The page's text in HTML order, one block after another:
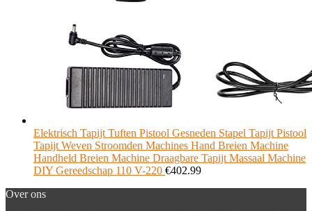
Elektrisch Tapijt Tuften Pistool Gesneden Stapel Tapijt Pistool
Tapijt Weven Stroomden Machines Hand Breien Machine
Handheld Breien Machine Draagbare Tapijt Massaal Machine
DIY Gereedschap 110 V-220 €402.99
Over ons